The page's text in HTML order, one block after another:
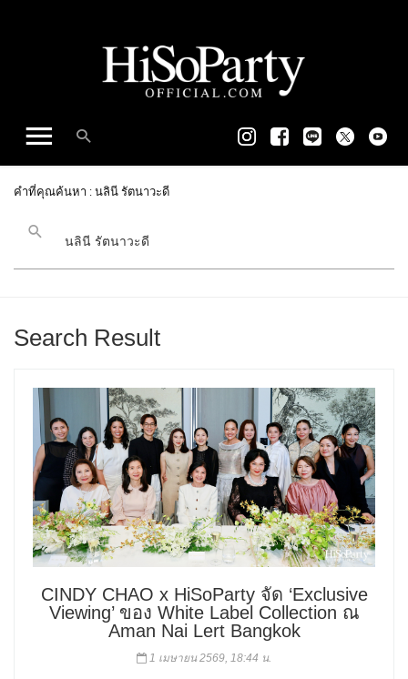
คำที่คุณค้นหา : นลินี รัตนาวะดี
Search Result
CINDY CHAO x HiSoParty จัด ‘Exclusive
Viewing’ ของ White Label Collection ณ
Aman Nai Lert Bangkok
1 เมษายน 2569, 18:44 น.